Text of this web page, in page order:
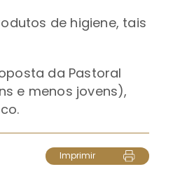
de higiene, tais
da Pastoral
e menos jovens),
Imprimir